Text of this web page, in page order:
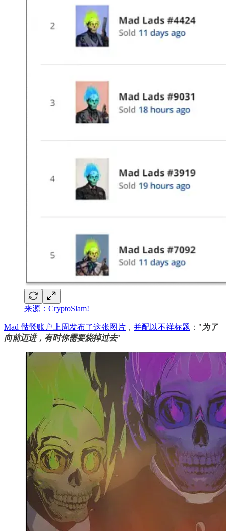
来源：CryptoSlam!
Mad 骷髅账户上周发布了这张图片 ， 并配以不祥标题 ：" 为了
向前迈进，有时你需要烧掉过去"